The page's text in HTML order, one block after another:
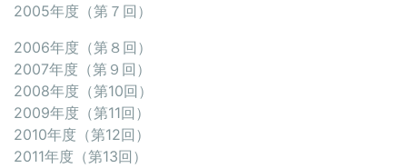
2005年度（第７回）
2006年度（第８回）
2007年度（第９回）
2008年度（第10回）
2009年度（第11回）
2010年度（第12回）
2011年度（第13回）